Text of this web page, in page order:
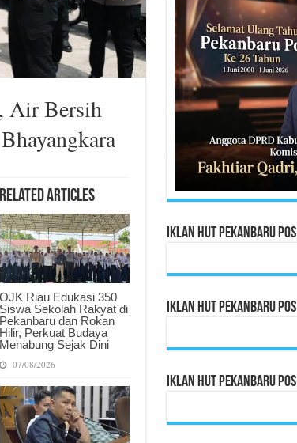
Air Bersih
Related Articles
OJK Riau Edukasi 350
Siswa Sekolah Rakyat di
Pekanbaru dan Rokan
Hilir, Perkuat Budaya
Menabung Sejak Dini
07/08/2026
Iklan HUT Pekanbaru Pos
Iklan HUT Pekanbaru Pos
Iklan HUT Pekanbaru Pos